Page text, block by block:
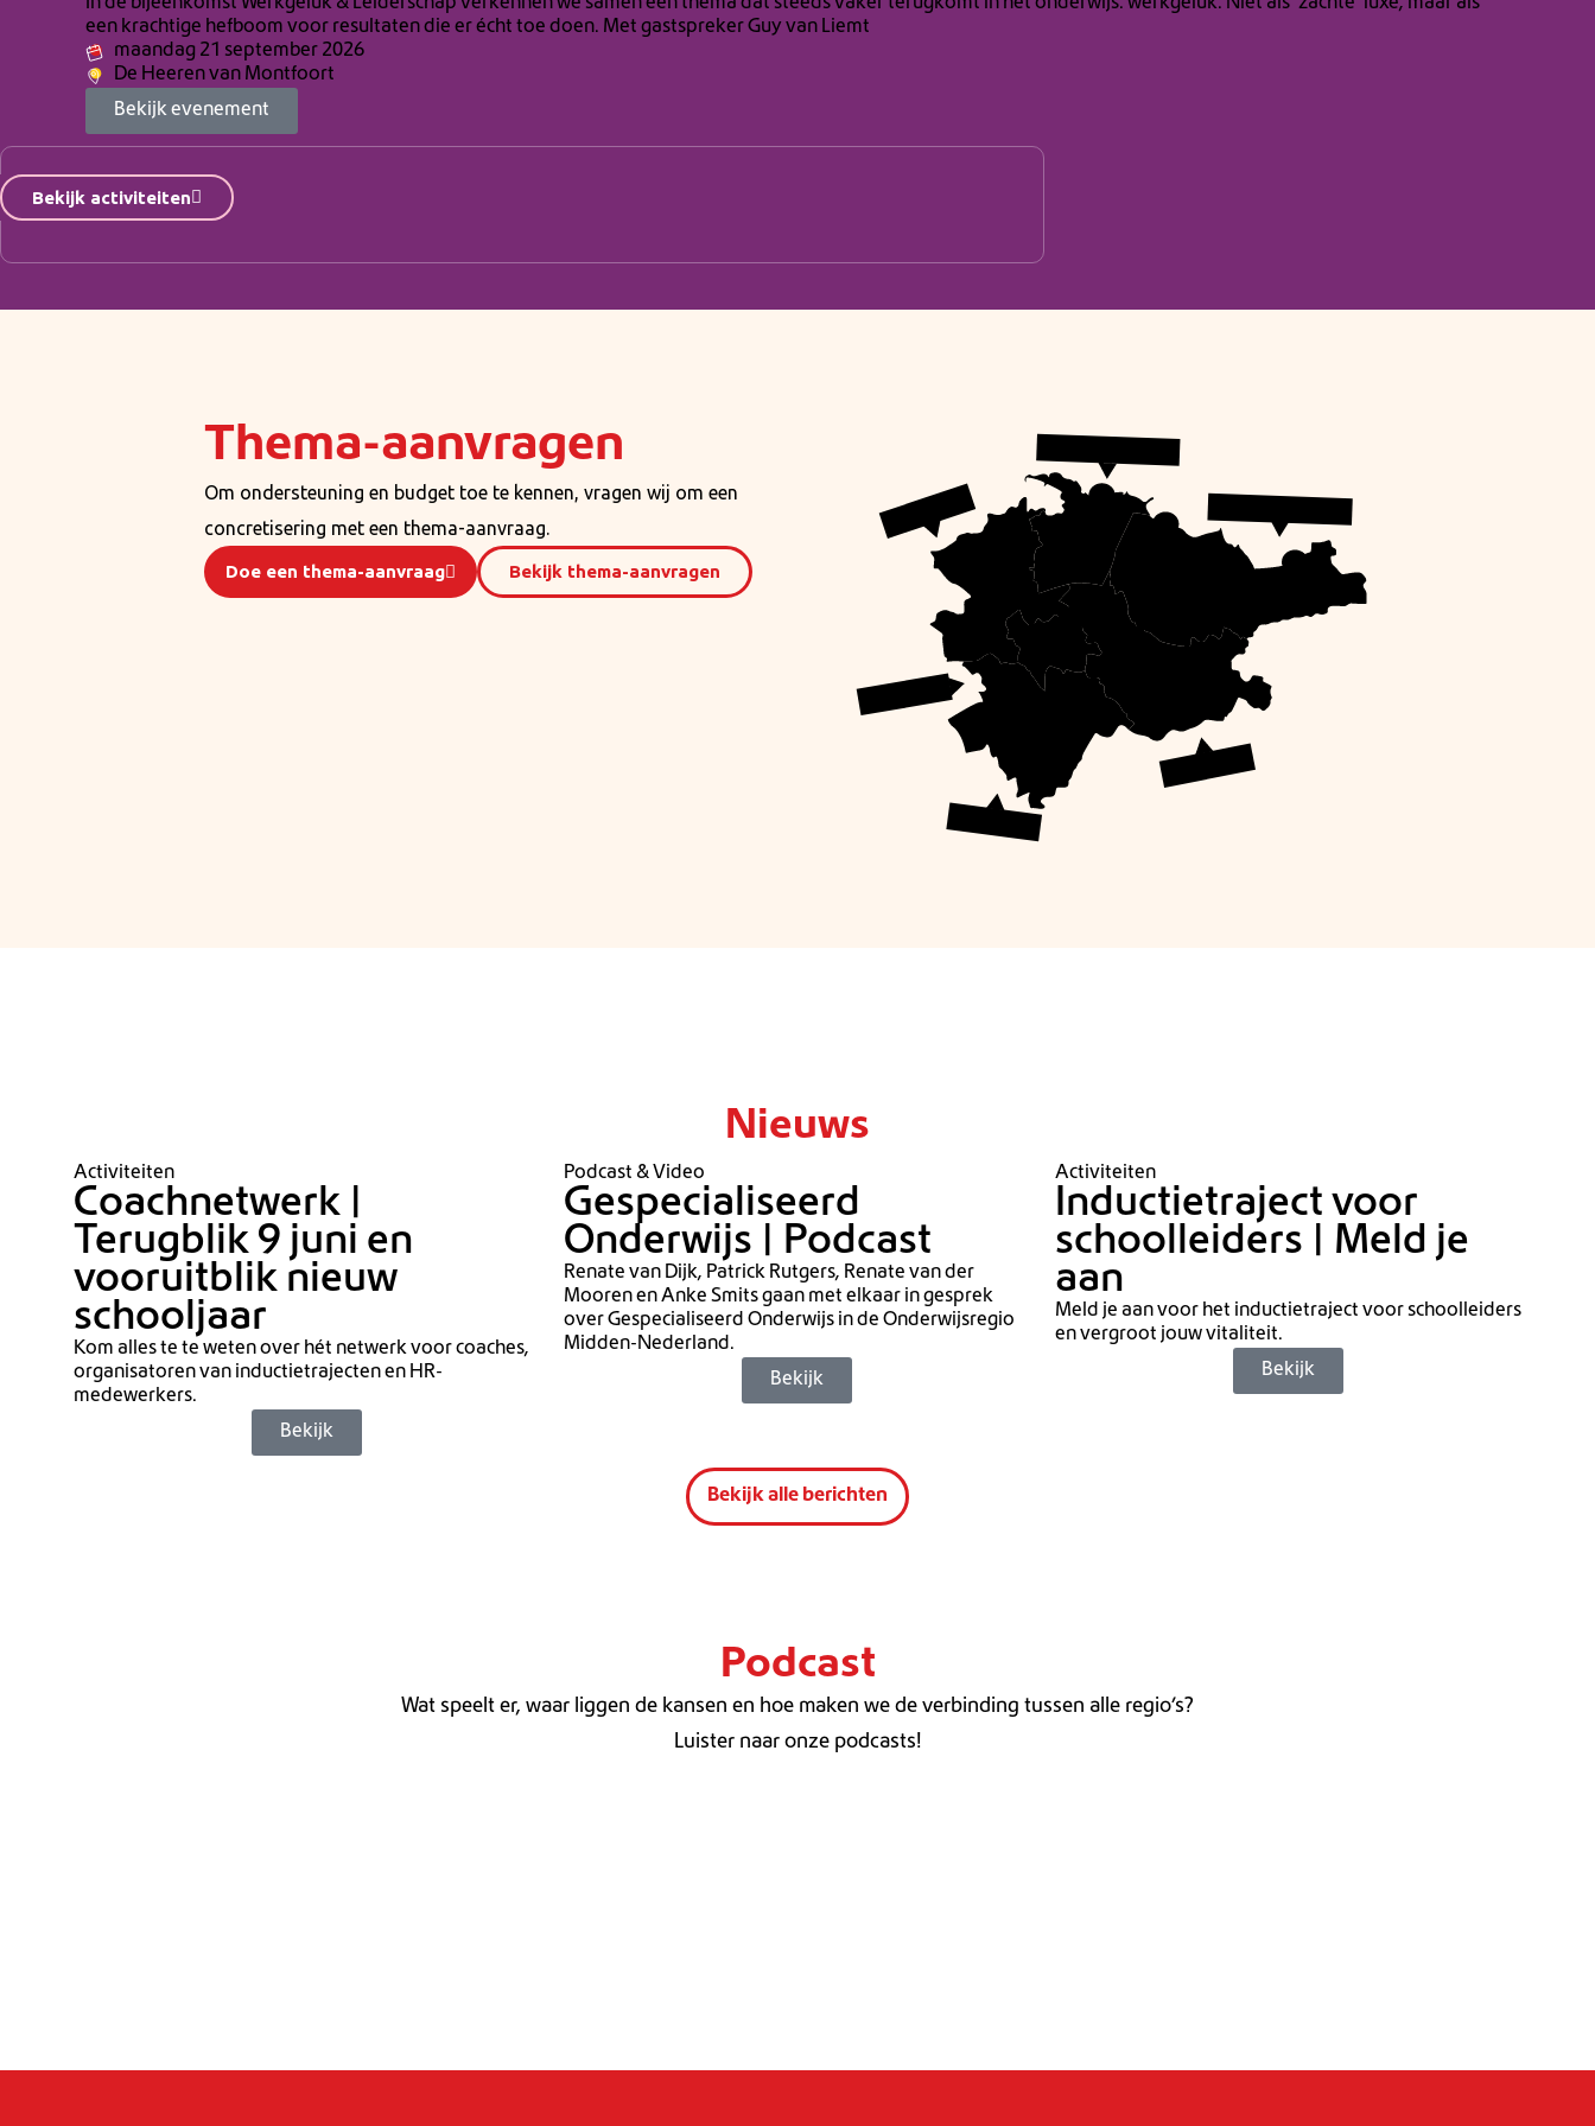
In de bijeenkomst Werkgeluk & Leiderschap verkennen we samen een thema dat steeds vaker terugkomt in het onderwijs: werkgeluk. Niet als ‘zachte’ luxe, maar als
een krachtige hefboom voor resultaten die er écht toe doen. Met gastspreker Guy van Liemt
maandag 21 september 2026
De Heeren van Montfoort
Bekijk evenement
Activiteiten met aanmelding
Bekijk activiteiten
Thema-aanvragen
Om ondersteuning en budget toe te kennen, vragen wij om een
concretisering met een thema-aanvraag.
Doe een thema-aanvraag Bekijk thema-aanvragen
Nieuws
Activiteiten
Coachnetwerk |
Terugblik 9 juni en
vooruitblik nieuw
schooljaar
Kom alles te te weten over hét netwerk voor coaches,
organisatoren van inductietrajecten en HR-
medewerkers.
Bekijk
Podcast & Video
Gespecialiseerd
Onderwijs | Podcast
Renate van Dijk, Patrick Rutgers, Renate van der
Mooren en Anke Smits gaan met elkaar in gesprek
over Gespecialiseerd Onderwijs in de Onderwijsregio
Midden-Nederland.
Bekijk
Activiteiten
Inductietraject voor
schoolleiders | Meld je
aan
Meld je aan voor het inductietraject voor schoolleiders
en vergroot jouw vitaliteit.
Bekijk
Bekijk alle berichten
Podcast
Wat speelt er, waar liggen de kansen en hoe maken we de verbinding tussen alle regio’s?
Luister naar onze podcasts!